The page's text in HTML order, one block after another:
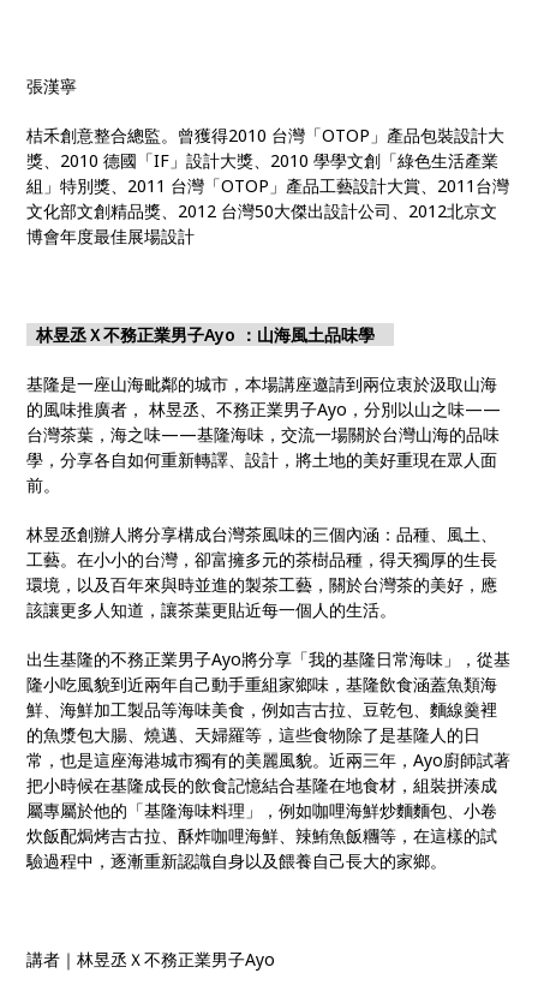
張漢寧
桔禾創意整合總監。曾獲得2010 台灣「OTOP」產品包裝設計大
獎、2010 德國「IF」設計大獎、2010 學學文創「綠色生活產業
組」特別獎、2011 台灣「OTOP」產品工藝設計大賞、2011台灣
文化部文創精品獎、2012 台灣50大傑出設計公司、2012北京文
博會年度最佳展場設計
林昱丞Ｘ不務正業男子Ayo ：山海風土品味學
基隆是一座山海毗鄰的城市，本場講座邀請到兩位衷於汲取山海
的風味推廣者， 林昱丞、不務正業男子Ayo，分別以山之味——
台灣茶葉，海之味——基隆海味，交流一場關於台灣山海的品味
學，分享各自如何重新轉譯、設計，將土地的美好重現在眾人面
前。
林昱丞創辦人將分享構成台灣茶風味的三個內涵：品種、風土、
工藝。在小小的台灣，卻富擁多元的茶樹品種，得天獨厚的生長
環境，以及百年來與時並進的製茶工藝，關於台灣茶的美好，應
該讓更多人知道，讓茶葉更貼近每一個人的生活。
出生基隆的不務正業男子Ayo將分享「我的基隆日常海味」，從基
隆小吃風貌到近兩年自己動手重組家鄉味，基隆飲食涵蓋魚類海
鮮、海鮮加工製品等海味美食，例如吉古拉、豆乾包、麵線羹裡
的魚漿包大腸、燒邁、天婦羅等，這些食物除了是基隆人的日
常，也是這座海港城市獨有的美麗風貌。近兩三年，Ayo廚師試著
把小時候在基隆成長的飲食記憶結合基隆在地食材，組裝拼湊成
屬專屬於他的「基隆海味料理」，例如咖哩海鮮炒麵麵包、小卷
炊飯配焗烤吉古拉、酥炸咖哩海鮮、辣鮪魚飯糰等，在這樣的試
驗過程中，逐漸重新認識自身以及餵養自己長大的家鄉。
講者｜林昱丞Ｘ不務正業男子Ayo